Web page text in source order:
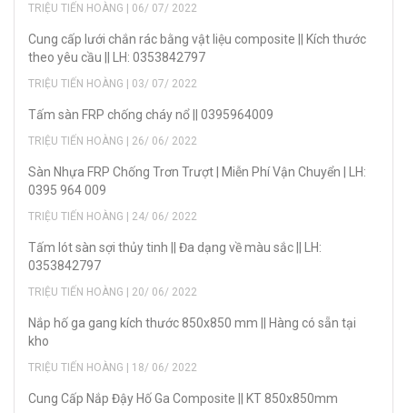
TRIỆU TIẾN HOÀNG | 06/ 07/ 2022
Cung cấp lưới chắn rác bằng vật liệu composite || Kích thước
theo yêu cầu || LH: 0353842797
TRIỆU TIẾN HOÀNG | 03/ 07/ 2022
Tấm sàn FRP chống cháy nổ || 0395964009
TRIỆU TIẾN HOÀNG | 26/ 06/ 2022
Sàn Nhựa FRP Chống Trơn Trượt | Miễn Phí Vận Chuyển | LH:
0395 964 009
TRIỆU TIẾN HOÀNG | 24/ 06/ 2022
Tấm lót sàn sợi thủy tinh || Đa dạng về màu sắc || LH:
0353842797
TRIỆU TIẾN HOÀNG | 20/ 06/ 2022
Nắp hố ga gang kích thước 850x850 mm || Hàng có sẵn tại
kho
TRIỆU TIẾN HOÀNG | 18/ 06/ 2022
Cung Cấp Nắp Đậy Hố Ga Composite || KT 850x850mm